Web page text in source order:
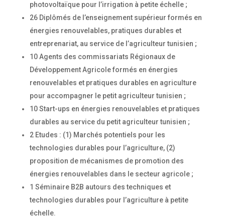
photovoltaïque pour l’irrigation à petite échelle ;
26 Diplômés de l’enseignement supérieur formés en
énergies renouvelables, pratiques durables et
entreprenariat, au service de l’agriculteur tunisien ;
10 Agents des commissariats Régionaux de
Développement Agricole formés en énergies
renouvelables et pratiques durables en agriculture
pour accompagner le petit agriculteur tunisien ;
10 Start-ups en énergies renouvelables et pratiques
durables au service du petit agriculteur tunisien ;
2 Etudes : (1) Marchés potentiels pour les
technologies durables pour l’agriculture, (2)
proposition de mécanismes de promotion des
énergies renouvelables dans le secteur agricole ;
1 Séminaire B2B autours des techniques et
technologies durables pour l’agriculture à petite
échelle.